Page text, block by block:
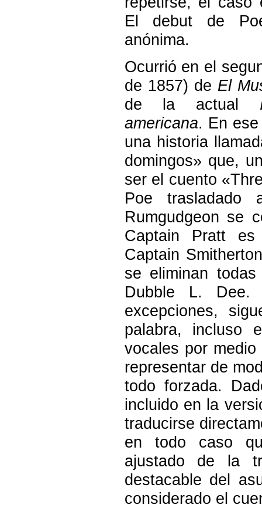
El debut de
anónima.
Ocurrió en el
de 1857) de El
de la actual
americana. En
una historia
domingos» que,
ser el cuento
Poe trasladado
Rumgudgeon se
Captain Pratt
Captain
se eliminan
Dubble L. Dee.
excepciones,
palabra, incluso
vocales por
representar de
todo forzada.
incluido en la
traducirse
en todo caso
ajustado de la
destacable del
considerado el